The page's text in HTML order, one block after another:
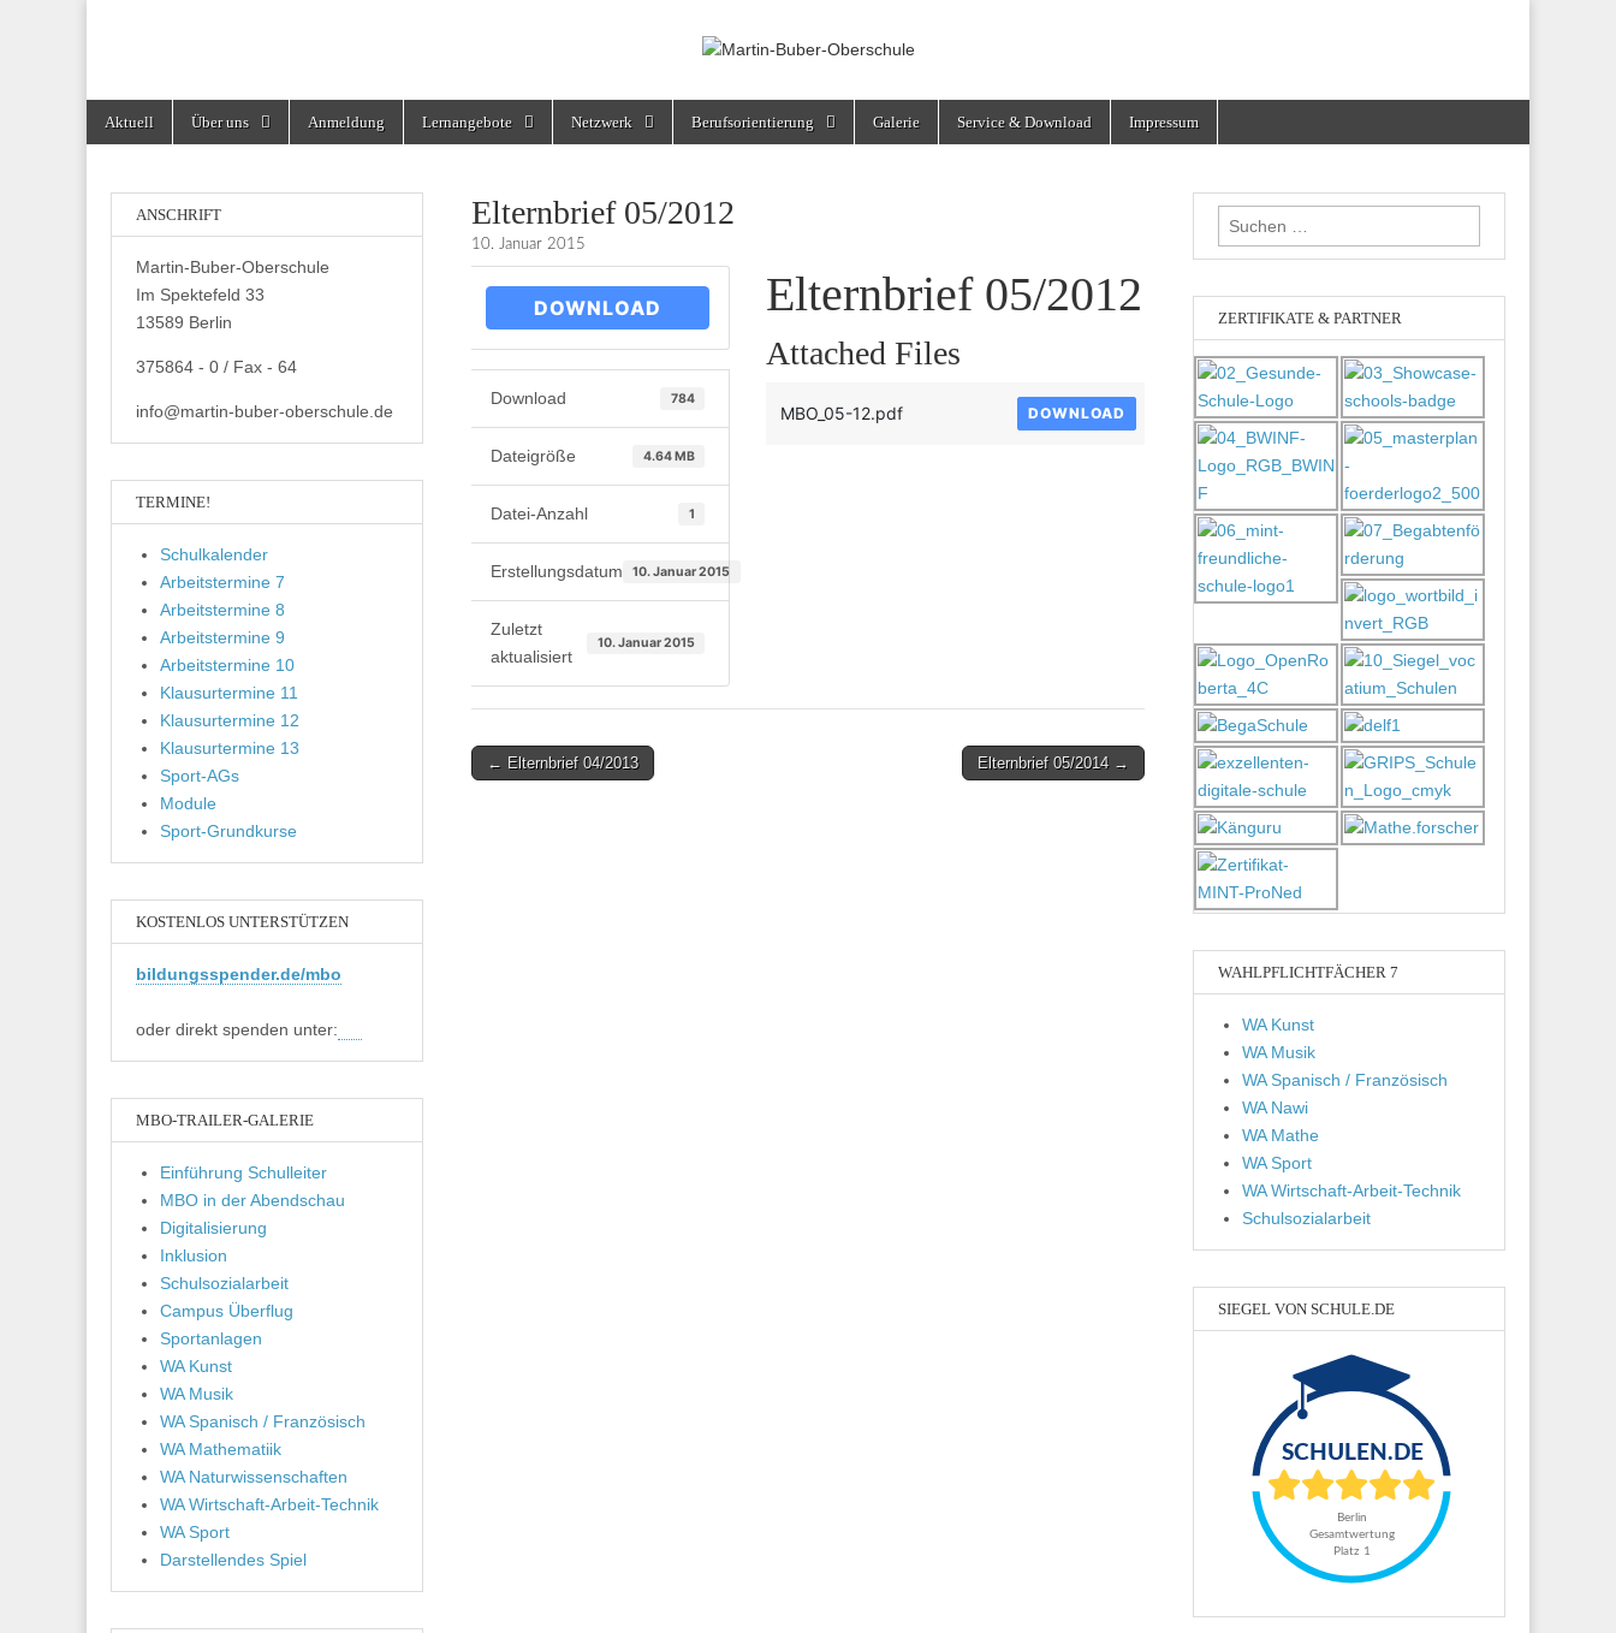
Martin-Buber-Oberschule
Main
menu
Aktuell Über uns Anmeldung Lernangebote Netzwerk Berufsorientierung Galerie Service & Download Impressum
Elternbrief 05/2012
10. Januar 2015
DOWNLOAD
Download 784
Dateigröße 4.64 MB
Datei-Anzahl 1
Erstellungsdatum 10. Januar 2015
Zuletzt
aktualisiert
10. Januar 2015
Elternbrief 05/2012
Attached Files
MBO_05-12.pdf DOWNLOAD
Post← Elternbrief 04/2013 Elternbrief 05/2014 →
ANSCHRIFT
Martin-Buber-Oberschule
Im Spektefeld 33
13589 Berlin
375864 - 0 / Fax - 64
info@martin-buber-oberschule.de
TERMINE!
Schulkalender
Arbeitstermine 7
Arbeitstermine 8
Arbeitstermine 9
Arbeitstermine 10
Klausurtermine 11
Klausurtermine 12
Klausurtermine 13
Sport-AGs
Module
Sport-Grundkurse
KOSTENLOS UNTERSTÜTZEN
bildungsspender.de/mbo
oder direkt spenden unter:
MBO-TRAILER-GALERIE
Einführung Schulleiter
MBO in der Abendschau
Digitalisierung
Inklusion
Schulsozialarbeit
Campus Überflug
Sportanlagen
WA Kunst
WA Musik
WA Spanisch / Französisch
WA Mathematiik
WA Naturwissenschaften
WA Wirtschaft-Arbeit-Technik
WA Sport
Darstellendes Spiel
Suchen
nach:
ZERTIFIKATE & PARTNER
WAHLPFLICHTFÄCHER 7
WA Kunst
WA Musik
WA Spanisch / Französisch
WA Nawi
WA Mathe
WA Sport
WA Wirtschaft-Arbeit-Technik
Schulsozialarbeit
SIEGEL VON SCHULE.DE